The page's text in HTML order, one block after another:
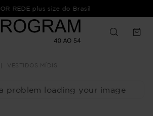
de R$ 350,00 ** Consulte condições **
VESTIDOS MÍDIS
problem loading your image